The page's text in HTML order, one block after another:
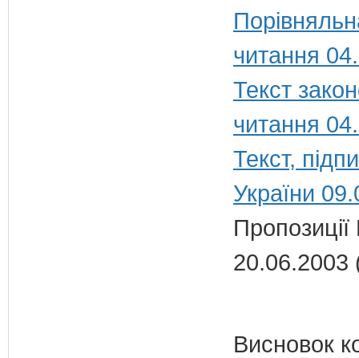
читання
Текст
читання
Текст,
України
20.06.2003
Висновок